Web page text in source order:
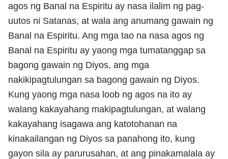
agos ng Banal na Espiritu ay nasa ilalim ng pag-
uutos ni Satanas, at wala ang anumang gawain ng
Banal na Espiritu. Ang mga tao na nasa agos ng
Banal na Espiritu ay yaong mga tumatanggap sa
bagong gawain ng Diyos, ang mga
nakikipagtulungan sa bagong gawain ng Diyos.
Kung yaong mga nasa loob ng agos na ito ay
walang kakayahang makipagtulungan, at walang
kakayahang isagawa ang katotohanan na
kinakailangan ng Diyos sa panahong ito, kung
gayon sila ay parurusahan, at ang pinakamalala ay